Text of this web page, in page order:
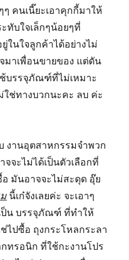
ๆ คนเนี๊ยะเอาคุกกี้มาให้
ทับใจเล็กๆน้อยๆที่
ในใจลูกค้าได้อย่างไม่
มาเพื่อนขายของ แต่ดัน
บรรจุภัณฑ์ที่ไม่เหมาะ
ช่ทางบวกนะคะ ลบ ค่ะ
งานอุตสาหกรรมจำพวก
จะไม่ได้เป็นตัวเลือกที่
มันอาจจะไม่สะดุด อุ๊ย
นี้เก๋จังเลยค่ะ จะเอาๆ
น บรรจุภัณฑ์ ที่ทำให้
ปซื้อ ถุงกระโหลกระลา
ทรอนิก ที่ใช้กะงานโปร